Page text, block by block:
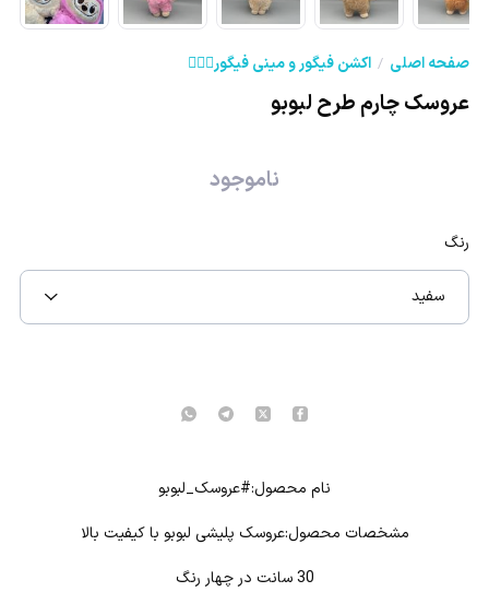
صفحه اصلی اکشن فیگور و مینی فیگور🦸🏻‍♂️
عروسک چارم طرح لبوبو
ناموجود
رنگ
سفید
نام محصول:#عروسک_لبوبو
مشخصات محصول:عروسک پلیشی لبوبو با کیفیت بالا
30 سانت در چهار رنگ